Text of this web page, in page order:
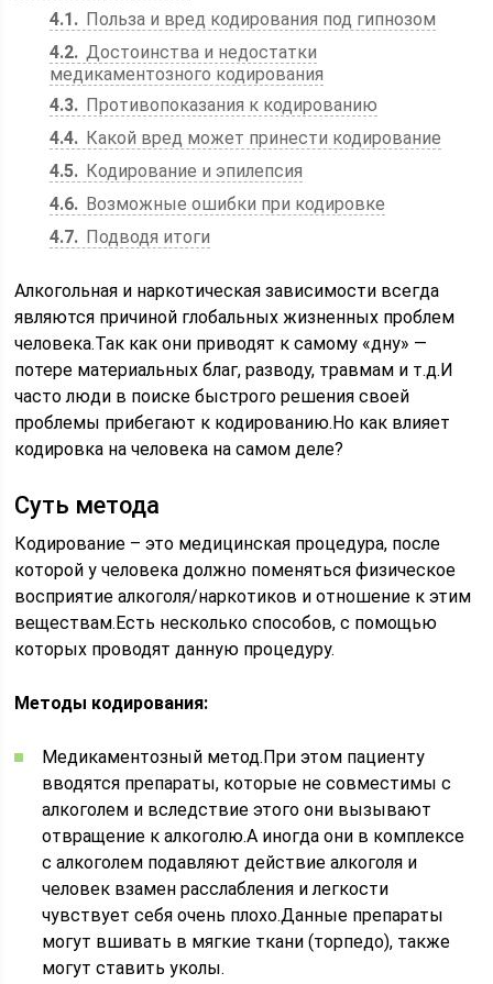
4.1
Польза и вред кодирования под гипнозом
4.2 Достоинства и недостатки
медикаментозного кодирования
4.3
Противопоказания к кодированию
4.4
Какой вред может принести кодирование
4.5
Кодирование и эпилепсия
4.6
Возможные ошибки при кодировке
4.7
Подводя итоги
Алкогольная и наркотическая зависимости всегда
являются причиной глобальных жизненных проблем
человека.Так как они приводят к самому «дну» —
потере материальных благ, разводу, травмам и т.д.И
часто люди в поиске быстрого решения своей
проблемы прибегают к кодированию.Но как влияет
кодировка на человека на самом деле?
Суть метода
Кодирование – это медицинская процедура, после
которой у человека должно поменяться физическое
восприятие алкоголя/наркотиков и отношение к этим
веществам.Есть несколько способов, с помощью
которых проводят данную процедуру.
Методы кодирования:
Медикаментозный метод.При этом пациенту
вводятся препараты, которые не совместимы с
алкоголем и вследствие этого они вызывают
отвращение к алкоголю.А иногда они в комплексе
с алкоголем подавляют действие алкоголя и
человек взамен расслабления и легкости
чувствует себя очень плохо.Данные препараты
могут вшивать в мягкие ткани (торпедо), также
могут ставить уколы.